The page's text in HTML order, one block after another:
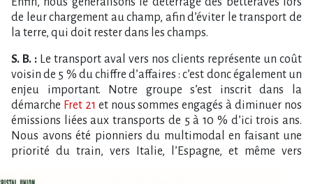
de leur chargement au champ, afin d’éviter le transport de
la terre, qui doit rester dans les champs.
S. B. : Le transport aval vers nos clients représente un coût
voisin de 5 % du chiffre d’affaires : c’est donc également un
enjeu important. Notre groupe s’est inscrit dans la
démarche Fret 21 et nous sommes engagés à diminuer nos
émissions liées aux transports de 5 à 10 % d’ici trois ans.
Nous avons été pionniers du multimodal en faisant une
priorité du train, vers Italie, l’Espagne, et même vers